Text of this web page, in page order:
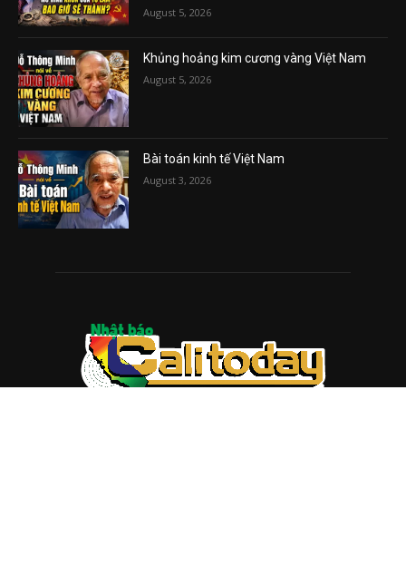
August 5, 2026
Khủng hoảng kim cương vàng Việt Nam
August 5, 2026
Bài toán kinh tế Việt Nam
August 3, 2026